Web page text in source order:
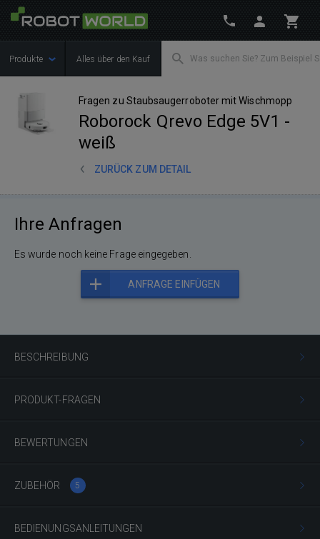
Produkte Alles über den Kauf
Fragen zu Staubsaugerroboter mit Wischmopp
Roborock Qrevo Edge 5V1 -
weiß
ZURÜCK ZUM DETAIL
BESCHREIBUNG
PRODUKT-FRAGEN
BEWERTUNGEN
ZUBEHÖR 5
BEDIENUNGSANLEITUNGEN
Ihre Anfragen
Es wurde noch keine Frage eingegeben.
ANFRAGE EINFÜGEN